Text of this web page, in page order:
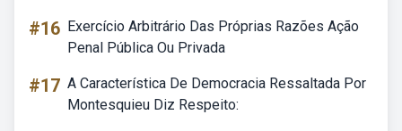
#16 Exercício Arbitrário Das Próprias Razões Ação
Penal Pública Ou Privada
#17 A Característica De Democracia Ressaltada Por
Montesquieu Diz Respeito: